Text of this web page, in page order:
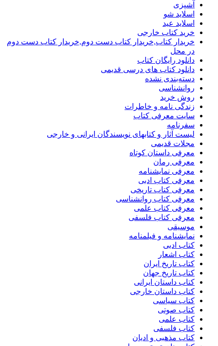
آشپزی
اسلاید شو
اسلاید عید
خرید کتاب خارجی
خریدار کتاب,خریدار کتاب دست دوم,خریدار کتاب دست دوم
در محل
دانلود رایگان کتاب
دانلود کتاب های درسی قدیمی
دسته‌بندی نشده
روانشناسی
روش خرید
زندگی نامه و خاطرات
سایت معرفی کتاب
سفرنامه
لیست آثار و کتابهای نویسندگان ایرانی و خارجی
مجلات قدیمی
معرفی داستان کوتاه
معرفی رمان
معرفی نمایشنامه
معرفی کتاب ادبی
معرفی کتاب تاریخی
معرفی کتاب روانشناسی
معرفی کتاب علمی
معرفی کتاب فلسفی
موسیقی
نمایشنامه و فیلمنامه
کتاب ادبی
کتاب اشعار
کتاب تاریخ ایران
کتاب تاریخ جهان
کتاب داستان ایرانی
کتاب داستان خارجی
کتاب سیاسی
کتاب صوتی
کتاب علمی
کتاب فلسفی
کتاب مذهبی و ادیان